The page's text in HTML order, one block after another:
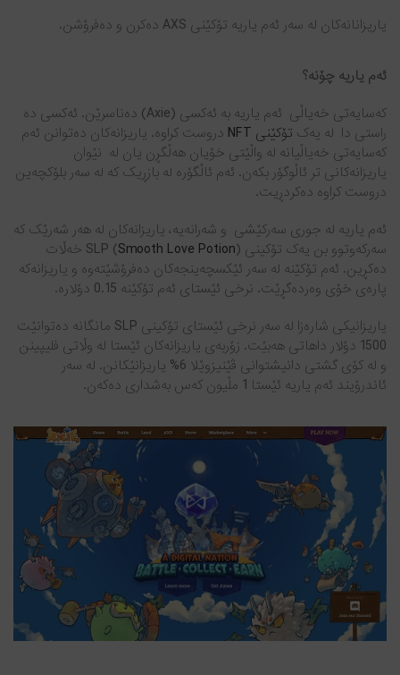
یاریزانانەکان لە سەر ئەم یاریە تۆکێنی AXS دەکرن و دەفرۆشن.
ئەم یاریە چۆنە؟
کەسایەتی خەیاڵی ئەم یاریە بە ئەکسی (Axie) دەناسرێن. ئەکسی دە
راستی دا لە یەک تۆکێنی NFT
دروست کراوە. یاریزانەکان دەتوانن ئەم
کەسایەتی خەیاڵیانە لە واڵێتی خۆیان هەڵگڕن یان لە نێوان
یاریزانەکانی تر ئاڵوگۆر بکەن. ئەم ئاڵگۆرە لە بازڕیک کە لە سەر بلۆکچەین
دروست کراوە دەکردڕیت.
ئەم یاریە لە جوری سەرکێشی و شەرانەیە، یاریزانەکان لە هەر شەرێک کە
سەرکەوتوو بن یەک تۆکینی SLP ( Smooth Love Potion
) خەڵات
دەکڕین. ئەم تۆكێنە لە سەر ئێکسچەینجەکان دەفرۆشێتەوە و یاریزانەکە
پارەی خۆی وەردەگڕێت. نرخی ئێستای ئەم تۆکێنە 0.15 دۆلارە.
یاریزانیکی شارەزا لە سەر نرخی ئێستای تۆکینی SLP مانگانە دەتوانێت
1500 دۆلار داهاتی هەبێت. زۆربەی یاریزانەکان ئێستا لە وڵاتی فلیپینن
و لە کۆی گشتی دانیشتوانی ڤێنیزوێلا 6% یاریزانێکانن. لە سەر
ئاندرۆیند ئەم یاریە ئێستا 1 مڵیون کەس بەشداری دەکەن.